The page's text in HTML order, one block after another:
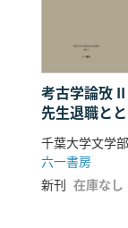
考古学論攷
先生退職と
六一書房
新刊 在庫なし